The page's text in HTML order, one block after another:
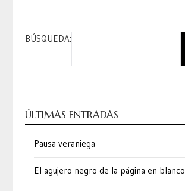
BÚSQUEDA:
ÚLTIMAS ENTRADAS
Pausa veraniega
El agujero negro de la página en blanco